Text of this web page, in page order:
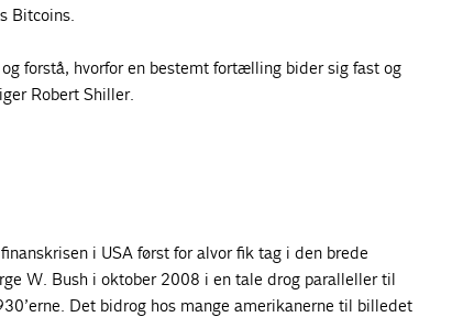
Bitcoins.
forstå, hvorfor en bestemt fortælling bider sig fast og
Robert Shiller.
i USA først for alvor fik tag i den brede
W. Bush i oktober 2008 i en tale drog paralleller til
Det bidrog hos mange amerikanerne til billedet